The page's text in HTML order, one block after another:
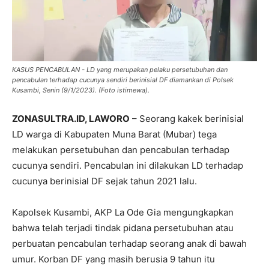
KASUS PENCABULAN - LD yang merupakan pelaku persetubuhan dan
pencabulan terhadap cucunya sendiri berinisial DF diamankan di Polsek
Kusambi, Senin (9/1/2023). (Foto istimewa).
ZONASULTRA.ID, LAWORO – Seorang kakek berinisial
LD warga di Kabupaten Muna Barat (Mubar) tega
melakukan persetubuhan dan pencabulan terhadap
cucunya sendiri. Pencabulan ini dilakukan LD terhadap
cucunya berinisial DF sejak tahun 2021 lalu.
Kapolsek Kusambi, AKP La Ode Gia mengungkapkan
bahwa telah terjadi tindak pidana persetubuhan atau
perbuatan pencabulan terhadap seorang anak di bawah
umur. Korban DF yang masih berusia 9 tahun itu